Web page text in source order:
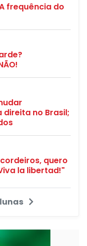
frequência do
no Brasil;
quero
la libertad!"